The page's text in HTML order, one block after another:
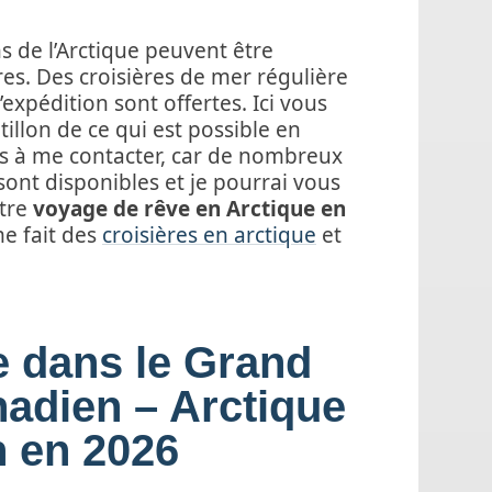
de l’Arctique peuvent être
Des croisières de mer régulière
sont offertes. Ici vous
de ce qui est possible en
à me contacter, car de nombreux
disponibles et je pourrai vous
voyage de rêve en Arctique en
fait des croisières en arctique et
dans le Grand
– Arctique
en 2026